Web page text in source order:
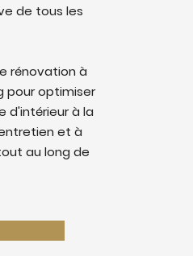
de tous les
rénovation à
pour optimiser
d'intérieur à la
et à
au long de